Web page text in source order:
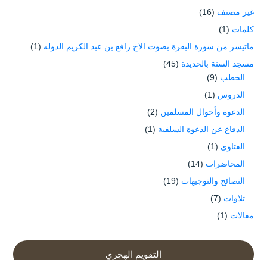
غير مصنف (16)
كلمات (1)
ماتيسر من سورة البقرة بصوت الاخ رافع بن عبد الكريم الدوله (1)
مسجد السنة بالحديدة (45)
الخطب (9)
الدروس (1)
الدعوة وأحوال المسلمين (2)
الدفاع عن الدعوة السلفية (1)
الفتاوى (1)
المحاضرات (14)
النصائح والتوجيهات (19)
تلاوات (7)
مقالات (1)
التقويم الهجري